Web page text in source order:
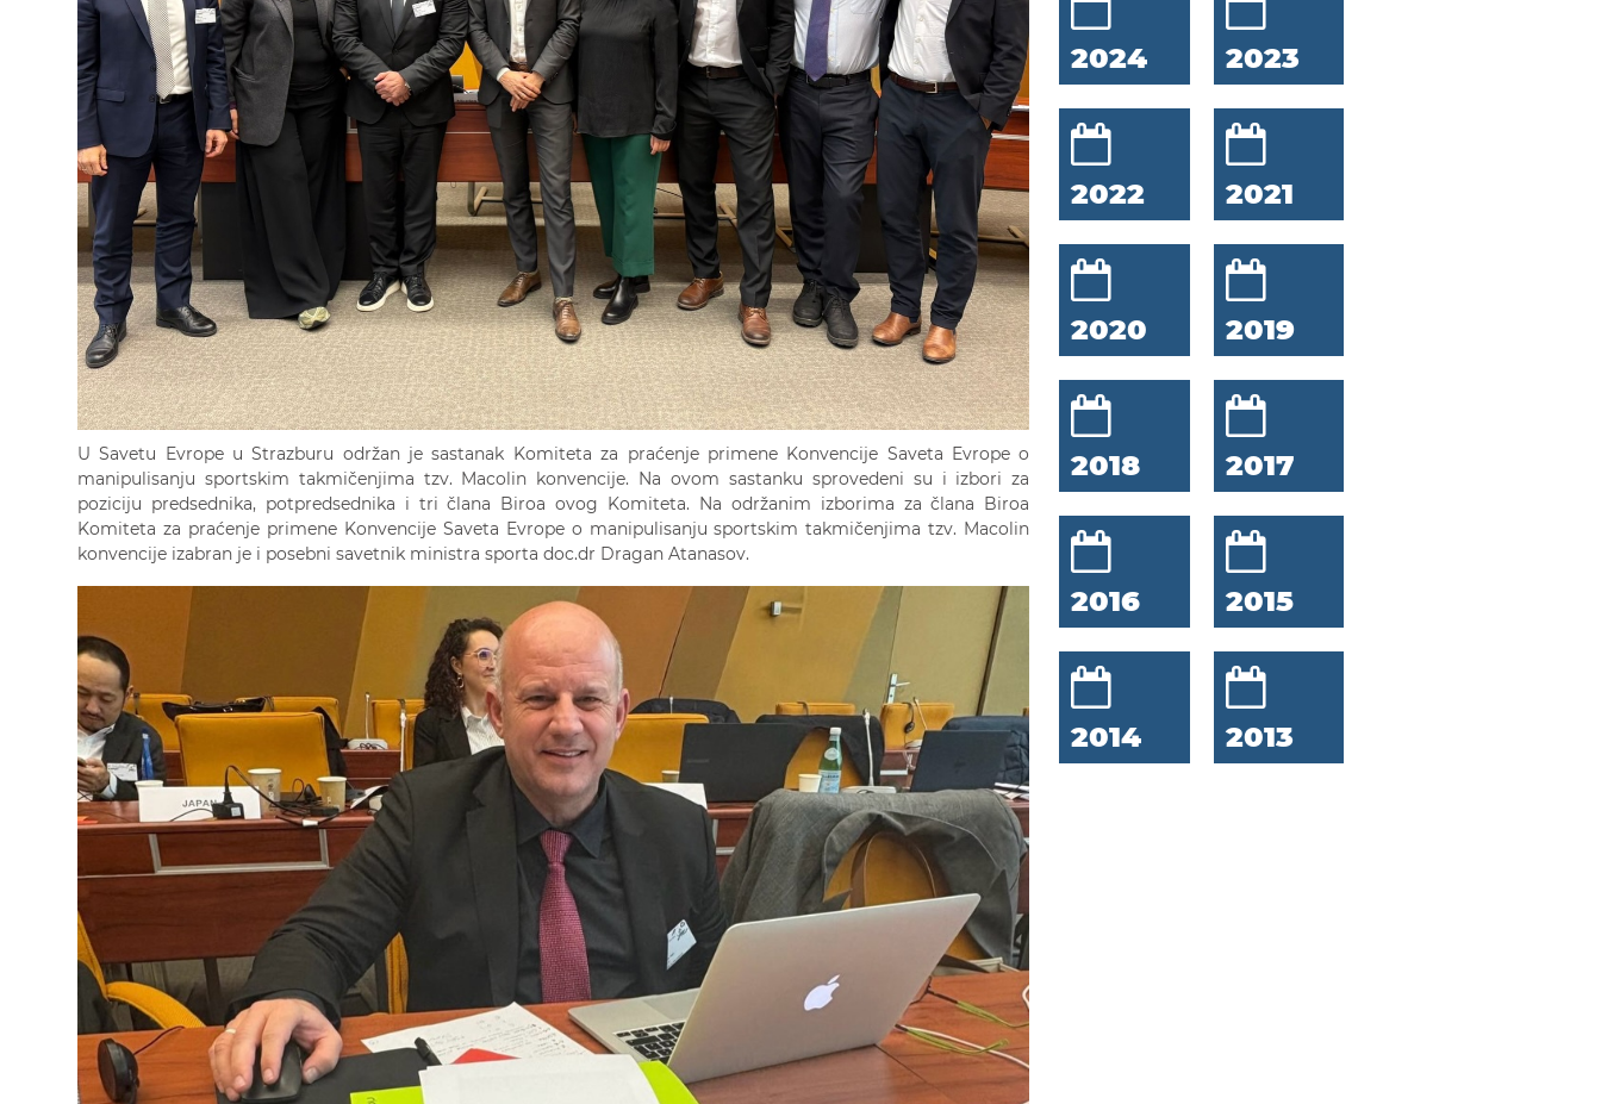
U Savetu Evrope u Strazburu održan je sastanak Komiteta za praćenje primene Konvencije Saveta Evrope o
manipulisanju sportskim takmičenjima tzv. Macolin konvencije. Na ovom sastanku sprovedeni su i izbori za
poziciju predsednika, potpredsednika i tri člana Biroa ovog Komiteta. Na održanim izborima za člana Biroa
Komiteta za praćenje primene Konvencije Saveta Evrope o manipulisanju sportskim takmičenjima tzv. Macolin
konvencije izabran je i posebni savetnik ministra sporta doc.dr Dragan Atanasov.
2024 2023
2022 2021
2020 2019
2018 2017
2016 2015
2014 2013